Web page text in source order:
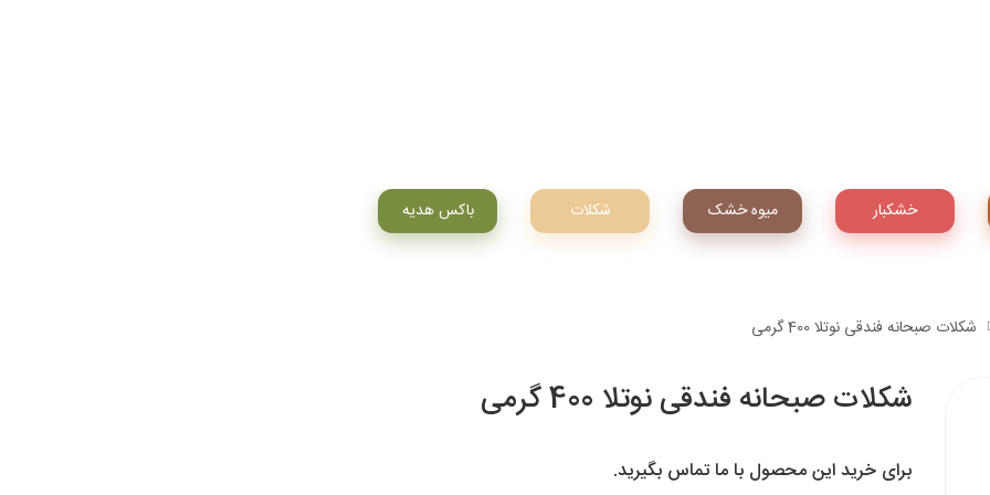
خشکبار میوه‌ خشک شکلات باکس هدیه
شکلات صبحانه فندقی نوتلا 400 گرمی
شکلات صبحانه فندقی نوتلا 400 گرمی
برای خرید این محصول با ما تماس بگیرید.